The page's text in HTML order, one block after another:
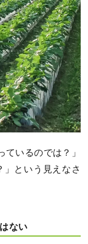
いるのでは？」
」という見えなさ
ない